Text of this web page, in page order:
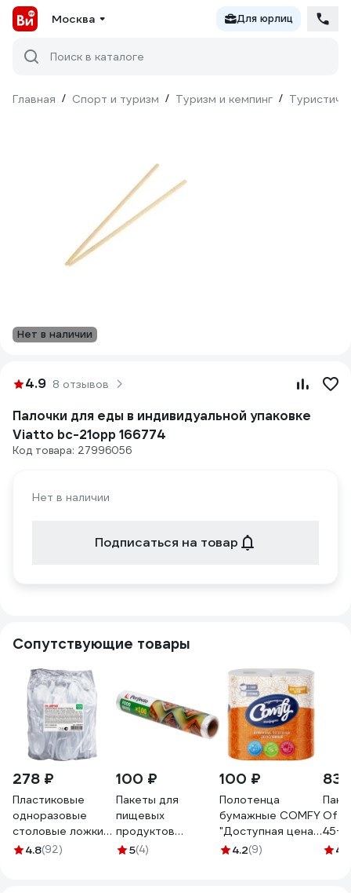
Москва Для юрлиц
Поиск в каталоге
Главная / Спорт и туризм / Туризм и кемпинг /
Нет в наличии
4.9 8 отзывов
Палочки для еды в индивидуальной упаковке
Viatto bc-21opp 166774
Код товара: 27996056
Нет в наличии
Подписаться на товар
Сопутствующие товары
278 ₽
Пластиковые
одноразовые
столовые ложки
ЛАЙМА Бюджет,
4.8(92)
100 ₽
Пакеты для
пищевых
продуктов
PERFECTO LINEA
5(4)
100 ₽
Полотенца
бумажные COMFY
"Доступная цена"
2-сл. 2 рул./вл.12
4.2(9)
мкм4.9